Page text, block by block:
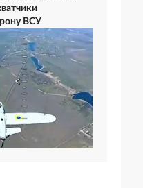
ВСУ